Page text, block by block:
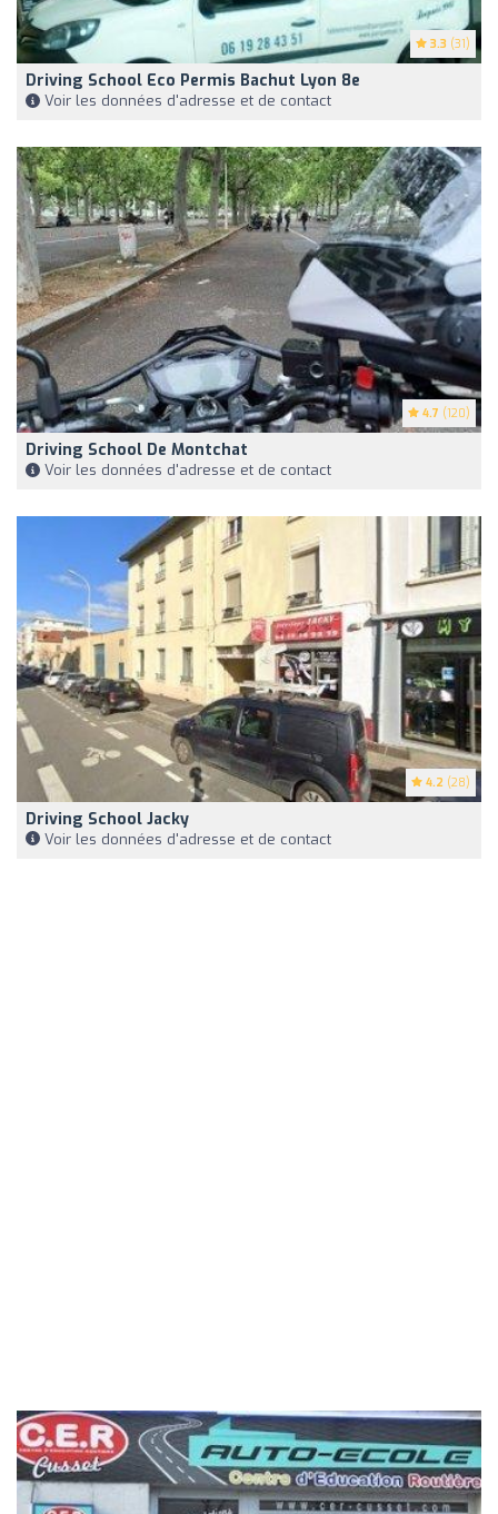
3.3 (31)
Driving School Eco Permis Bachut Lyon 8e
Voir les données d'adresse et de contact
4.7 (120)
Driving School De Montchat
Voir les données d'adresse et de contact
4.2 (28)
Driving School Jacky
Voir les données d'adresse et de contact